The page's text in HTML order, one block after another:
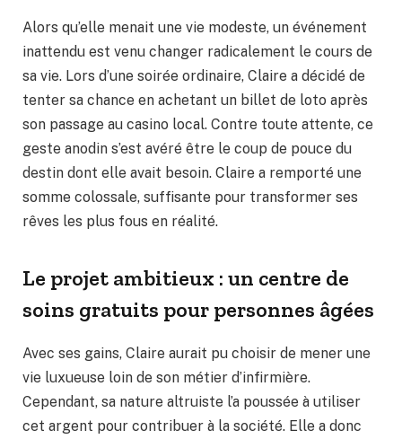
Alors qu’elle menait une vie modeste, un événement
inattendu est venu changer radicalement le cours de
sa vie. Lors d’une soirée ordinaire, Claire a décidé de
tenter sa chance en achetant un billet de loto après
son passage au casino local. Contre toute attente, ce
geste anodin s’est avéré être le coup de pouce du
destin dont elle avait besoin. Claire a remporté une
somme colossale, suffisante pour transformer ses
rêves les plus fous en réalité.
Le projet ambitieux : un centre de
soins gratuits pour personnes âgées
Avec ses gains, Claire aurait pu choisir de mener une
vie luxueuse loin de son métier d’infirmière.
Cependant, sa nature altruiste l’a poussée à utiliser
cet argent pour contribuer à la société. Elle a donc